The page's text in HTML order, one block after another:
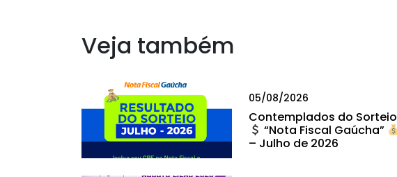
Veja também
05/08/2026
Contemplados do Sorteio
“Nota Fiscal Gaúcha”
– Julho de 2026